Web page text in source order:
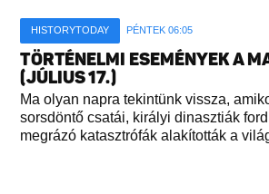
HISTORYTODAY PÉNTEK 06:05
TÖRTÉNELMI ESEMÉNYEK A
(JÚLIUS 17.)
Ma olyan napra tekintünk vissza,
sorsdöntő csatái, királyi dinasztiák
megrázó katasztrófák alakították a